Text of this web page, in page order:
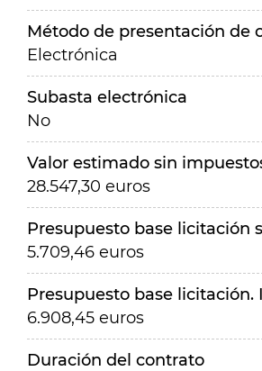
Método de presentación de
Electrónica
Subasta electrónica
No
Valor estimado sin
28.547,30 euros
Presupuesto base licitación
5.709,46 euros
Presupuesto base licitación.
6.908,45 euros
Duración del contrato